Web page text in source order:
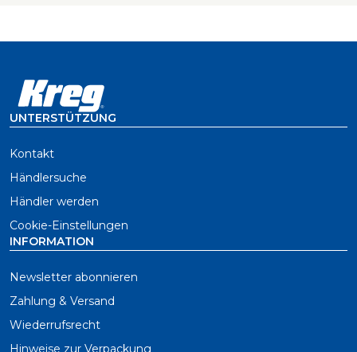
UNTERSTÜTZUNG
Kontakt
Händlersuche
Händler werden
Cookie-Einstellungen
INFORMATION
Newsletter abonnieren
Zahlung & Versand
Wiederrufsrecht
Hinweise zur Verpackung